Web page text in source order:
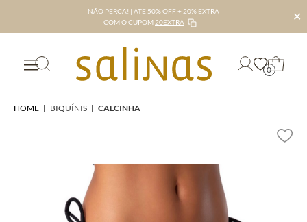
NÃO PERCA! | ATÉ 50% OFF + 20% EXTRA
COM O CUPOM 20EXTRA ✕
0
HOME | BIQUÍNIS | CALCINHA